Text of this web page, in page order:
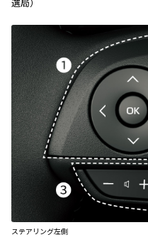
選局）
ステアリング左側